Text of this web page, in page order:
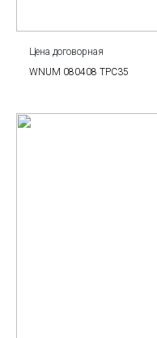
Цена договорная
WNUM 080408 TPC35